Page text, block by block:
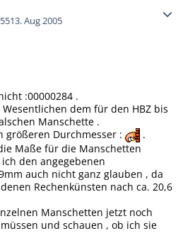
13. Aug 2005
:00000284 .
dem für den HBZ bis
Manschette .
größeren Durchmesser :
.
Maße für die Manschetten
den angegebenen
auch nicht ganz glauben , da
Rechenkünsten nach ca. 20,6
Manschetten jetzt noch
und schauen , ob ich sie